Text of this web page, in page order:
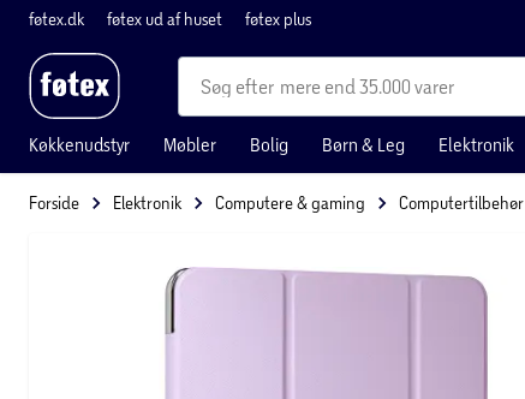
føtex.dk føtex ud af huset føtex plus
mere end 35.000 varer
Køkkenudstyr Møbler Bolig Børn & Leg Elektronik
Forside Elektronik Computere & gaming Computertilbehør